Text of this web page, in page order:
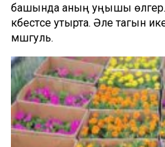
башында аның уңышы өлгерә.
кәбестәсе утырта. Әле тагын
мәшгуль.